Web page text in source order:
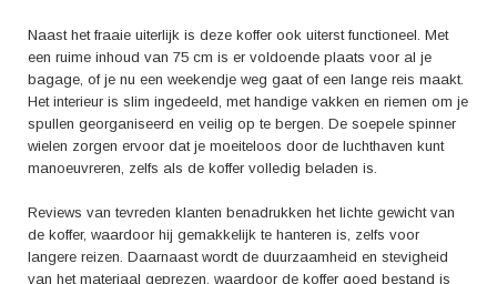
Naast het fraaie uiterlijk is deze koffer ook uiterst functioneel. Met
een ruime inhoud van 75 cm is er voldoende plaats voor al je
bagage, of je nu een weekendje weg gaat of een lange reis maakt.
Het interieur is slim ingedeeld, met handige vakken en riemen om je
spullen georganiseerd en veilig op te bergen. De soepele spinner
wielen zorgen ervoor dat je moeiteloos door de luchthaven kunt
manoeuvreren, zelfs als de koffer volledig beladen is.
Reviews van tevreden klanten benadrukken het lichte gewicht van
de koffer, waardoor hij gemakkelijk te hanteren is, zelfs voor
langere reizen. Daarnaast wordt de duurzaamheid en stevigheid
van het materiaal geprezen, waardoor de koffer goed bestand is